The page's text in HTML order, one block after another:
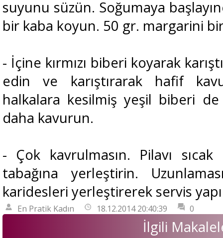
suyunu süzün. Soğumaya
bir kaba koyun. 50 gr. margarini
- İçine kırmızı biberi koyarak
edin ve karıştırarak hafif
halkalara kesilmiş yeşil biberi
daha kavurun.
- Çok kavrulmasın. Pilavı
tabağına yerleştirin.
karidesleri yerleştirerek servis
En Pratik Kadın 18.12.2014 20:40:39 0
İlgili